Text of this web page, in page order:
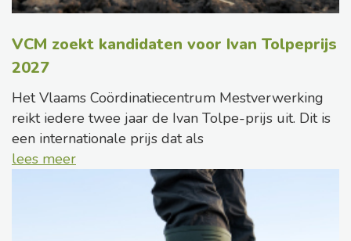
VCM zoekt kandidaten voor Ivan Tolpeprijs
2027
Het Vlaams Coördinatiecentrum Mestverwerking
reikt iedere twee jaar de Ivan Tolpe-prijs uit. Dit is
een internationale prijs dat als
lees meer